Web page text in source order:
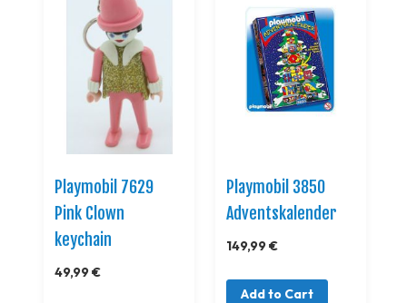
Playmobil 7629
Pink Clown
keychain
49,99 €
Playmobil 3850
Adventskalender
149,99 €
Add to Cart